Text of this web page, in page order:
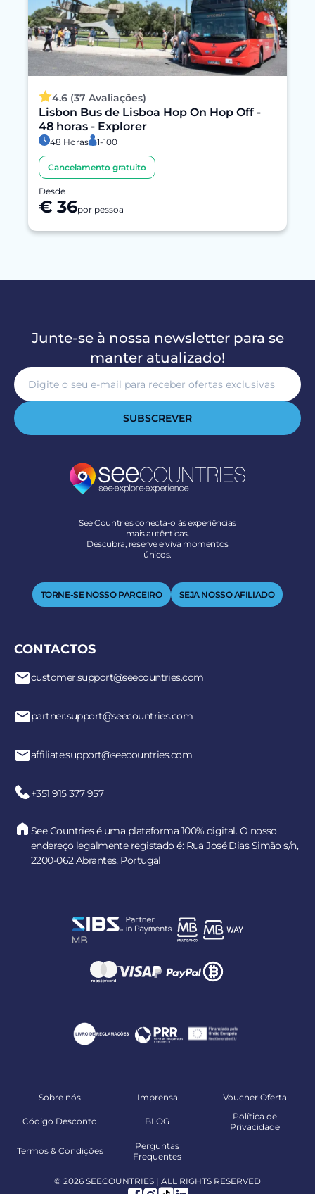
4.6 (37 Avaliações)
Lisbon Bus de Lisboa Hop On Hop Off -
48 horas - Explorer
48 Horas 1-100
Cancelamento gratuito
Desde
€ 36por pessoa
Junte-se à nossa newsletter para se
manter atualizado!
SUBSCREVER
See Countries conecta-o às experiências
mais autênticas.
Descubra, reserve e viva momentos
únicos.
TORNE-SE NOSSO PARCEIRO SEJA NOSSO AFILIADO
CONTACTOS
customer.support@seecountries.com
partner.support@seecountries.com
affiliate.support@seecountries.com
+351 915 377 957
See Countries é uma plataforma 100% digital. O nosso
endereço legalmente registado é: Rua José Dias Simão s/n,
2200-062 Abrantes, Portugal
Sobre nós Imprensa Voucher Oferta
Código Desconto BLOG
Política de
Privacidade
Termos & Condições
Perguntas
Frequentes
© 2026 SEECOUNTRIES | ALL RIGHTS RESERVED